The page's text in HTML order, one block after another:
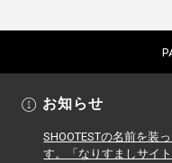
お知らせ
SHOOTESTの名前を装
す。「なりすましサイ